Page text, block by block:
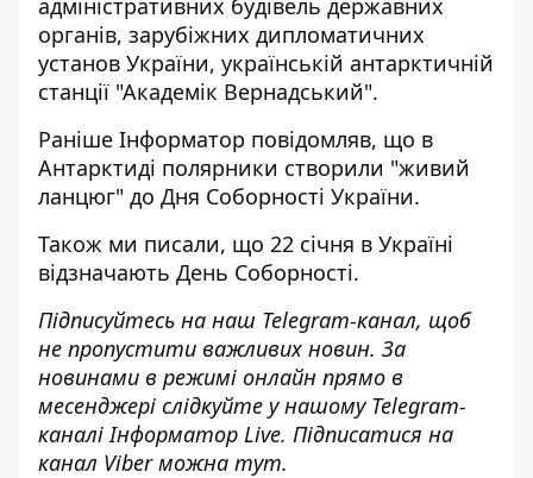
адміністративних будівель державних
органів, зарубіжних дипломатичних
установ України, українській антарктичній
станції "Академік Вернадський".
Раніше Інформатор повідомляв, що в
Антарктиді полярники створили "живий
ланцюг" до Дня Соборності України.
Також ми писали, що 22 січня в Україні
відзначають День Соборності.
Підписуйтесь на наш Telegram-канал, щоб
не пропустити важливих новин. За
новинами в режимі онлайн прямо в
месенджері слідкуйте у нашому Telegram-
каналіІнформатор Live. Підписатися на
канал Viber можна тут.